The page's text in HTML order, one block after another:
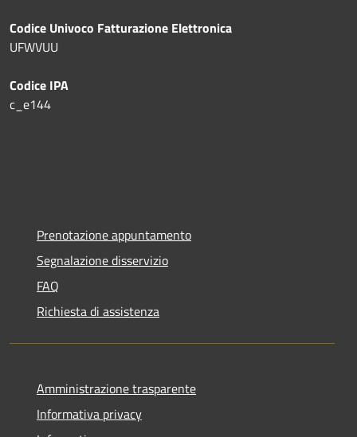
Codice Univoco Fatturazione Elettronica
UFWVUU
Codice IPA
c_e144
Prenotazione appuntamento
Segnalazione disservizio
FAQ
Richiesta di assistenza
Amministrazione trasparente
Informativa privacy